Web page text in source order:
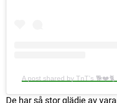
A post shared by TnT’s
De har så stor glädje av